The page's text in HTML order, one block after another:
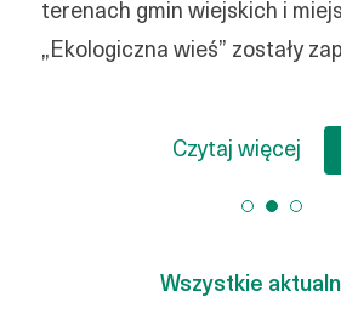
terenach gmin wiejskich i
„Ekologiczna wieś” zostały
Czytaj więcej
Wszystkie